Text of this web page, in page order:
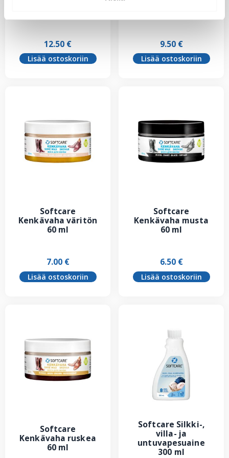
12.50 €
Lisää ostoskoriin
9.50 €
Lisää ostoskoriin
Softcare
Kenkävaha väritön
60 ml
7.00 €
Lisää ostoskoriin
Softcare
Kenkävaha musta
60 ml
6.50 €
Lisää ostoskoriin
Softcare
Kenkävaha ruskea
60 ml
Softcare Silkki-,
villa- ja
untuvapesuaine
300 ml